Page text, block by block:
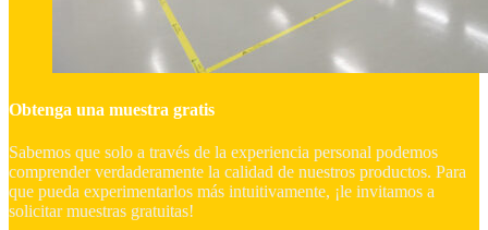
Obtenga una muestra gratis
Sabemos que solo a través de la experiencia personal podemos
comprender verdaderamente la calidad de nuestros productos. Para
que pueda experimentarlos más intuitivamente, ¡le invitamos a
solicitar muestras gratuitas!